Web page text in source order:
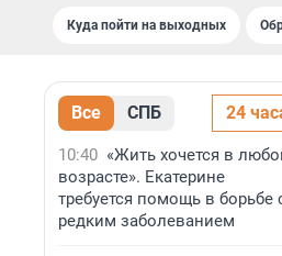
Куда пойти на выходных
Все СПБ 24
10:40 «Жить хочется в
возрасте». Екатерине
требуется помощь в борьбе
редким заболеванием